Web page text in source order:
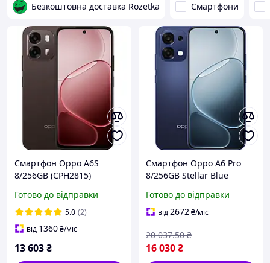
Безкоштовна доставка Rozetka Смартфони
Смартфон Oppo A6S
8/256GB (CPH2815)
Готово до відправки
5.0 (2)
від 1360₴/міс
13 603₴
Смартфон Oppo A6 Pro
8/256GB Stellar Blue
50 Мп камера, IP69
Готово до відправки
від2672₴/міс
16 030₴
20 037.50 ₴